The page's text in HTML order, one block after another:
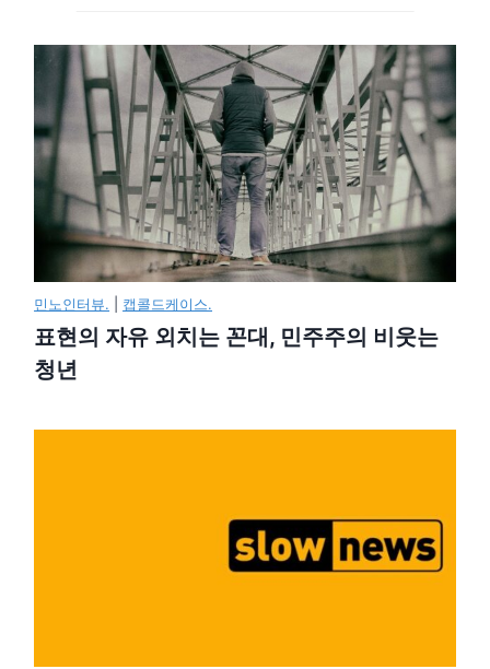
민노인터뷰. 캡콜드케이스.
표현의 자유 외치는 꼰대, 민주주의 비웃는
청년